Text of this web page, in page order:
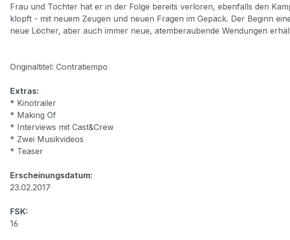
Frau und Tochter hat er in der Folge bereits verloren, ebenfalls den
klopft - mit neuem Zeugen und neuen Fragen im Gepäck. Der Beginn
neue Löcher, aber auch immer neue, atemberaubende Wendungen
Originaltitel: Contratiempo
Extras:
* Kinotrailer
* Making Of
* Interviews mit Cast&Crew
* Zwei Musikvideos
* Teaser
Erscheinungsdatum:
23.02.2017
FSK:
16